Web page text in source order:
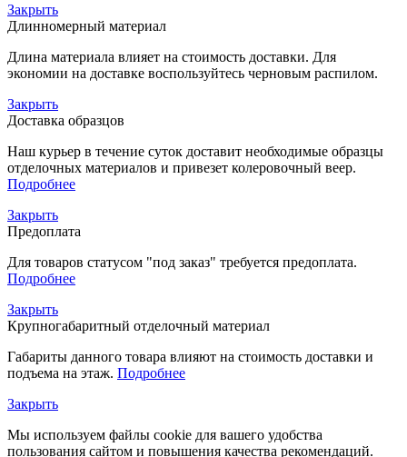
Закрыть
Длинномерный материал
Длина материала влияет на стоимость доставки. Для
экономии на доставке воспользуйтесь черновым распилом.
Закрыть
Доставка образцов
Наш курьер в течение суток доставит необходимые образцы
отделочных материалов и привезет колеровочный веер.
Подробнее
Закрыть
Предоплата
Для товаров статусом "под заказ" требуется предоплата.
Подробнее
Закрыть
Крупногабаритный отделочный материал
Габариты данного товара влияют на стоимость доставки и
подъема на этаж. Подробнее
Закрыть
Мы используем файлы cookie для вашего удобства
пользования сайтом и повышения качества рекомендаций.